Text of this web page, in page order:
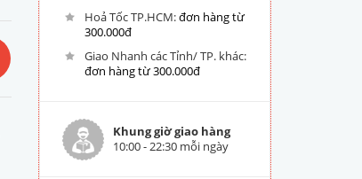
Hoả Tốc TP.HCM:đơn hàng từ
300.000đ
Giao Nhanh các Tỉnh/ TP. khác:
đơn hàng từ 300.000đ
Khung giờ giao hàng
10:00 - 22:30 mỗi ngày